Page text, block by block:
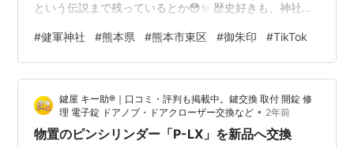
という伝説まで残っているとか😳✨ 歴史好きも、神社好
健軍神社ってどんな神社？⛩️ まずは大迫力の楼門へ！ 狛
犬さんがイケメンすぎた件🐶 境内は自然いっぱい🌳 本殿
＆摂社巡りも見逃せない！ 御朱印情報🖌️ アクセス情報🚗
🚃 実際に行って感じたこと✨ TikTokでも動画公開中🎥✨
健軍神社ってどんな神社？⛩️ 健軍神社 は、阿蘇神社系列
の「…
#健軍神社 #熊本県 #熊本市東区 #御朱印 #TikTok
鍵屋 キー助®｜口コミ・評判も掲載中。鍵交換 取付 開錠 修
理 電子錠 ドアノブ・ドアクローザー交換など • 2年前
物置のピンシリンダー「P-LX」を新品へ交換